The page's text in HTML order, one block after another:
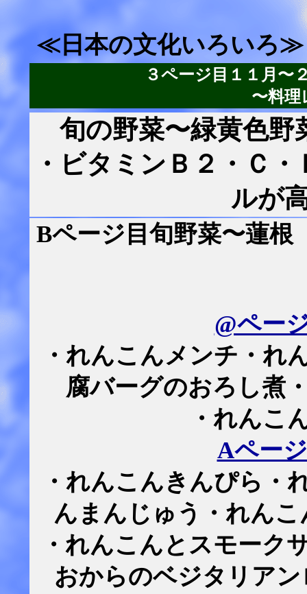
≪日本の文化いろいろ≫
３ページ目１１月〜
〜料理
旬の野菜〜緑黄色
・ビタミンＢ２・Ｃ
ルが
Bページ目旬野菜〜蓮根
@ペー
・れんこんメンチ・れ
腐バーグのおろし煮
・れんこ
Aペー
・れんこんきんぴら・
んまんじゅう・れん
・れんこんとスモーク
おからのベジタリア